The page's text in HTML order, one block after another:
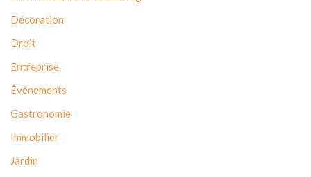
Décoration
Droit
Entreprise
Événements
Gastronomie
Immobilier
Jardin